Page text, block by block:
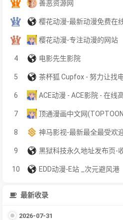
善恶资源网
樱花动漫-最新动漫免费在
樱花动漫-专注动漫的网站
4 电影先生影院
5 茶杯狐 Cupfox - 努力让找
6 ACE动漫 - ACE影院 - 在线
7 顶通漫画中文网
8 神马影视-最新最全最受欢
9 黑狱科技永久地址发布页-
10 EDD动漫-E站 _次元避风港
最新收录
2026-07-31